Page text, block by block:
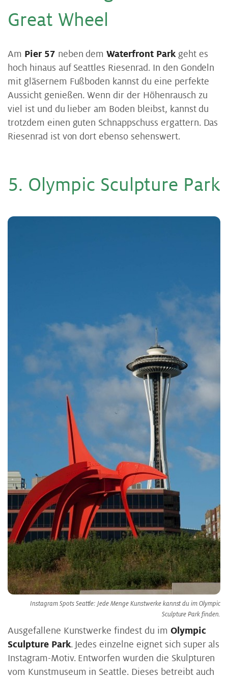
Gre­at Wheel
Am Pier 57 neben demWaterfront Parkgeht es
hoch hinaus auf Seattles Riesenrad. In den Gondeln
mit gläsernem Fußboden kannst du eine perfekte
Aussicht genießen. Wenn dir der Höhenrausch zu
viel ist und du lieber am Boden bleibst, kannst du
trotzdem einen guten Schnappschuss ergattern. Das
Riesenrad ist von dort ebenso sehenswert.
5. Olym­pic Sculp­tu­re Park
Instagram Spots Seattle: Jede Menge Kunstwerke kannst du im Olympic
Sculpture Park finden.
Ausgefallene Kunstwerke findest du im Olympic
Sculpture Park. Jedes einzelne eignet sich super als
Instagram-Motiv. Entworfen wurden die Skulpturen
vom Kunstmuseum in Seattle. Dieses betreibt auch